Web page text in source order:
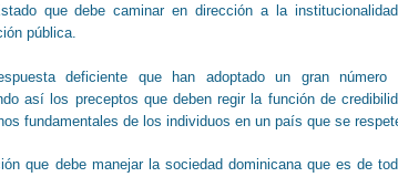
que debe caminar en dirección a la
pública.
deficiente que han adoptado un gran número
así los preceptos que deben regir la función de
fundamentales de los individuos en un país que se
que debe manejar la sociedad dominicana que es de